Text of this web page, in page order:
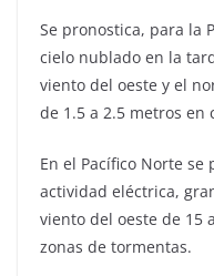
Se pronostica, para la
cielo nublado en la
viento del oeste y el
de 1.5 a 2.5 metros en
En el Pacífico Norte
actividad eléctrica,
viento del oeste de 15
zonas de tormentas.